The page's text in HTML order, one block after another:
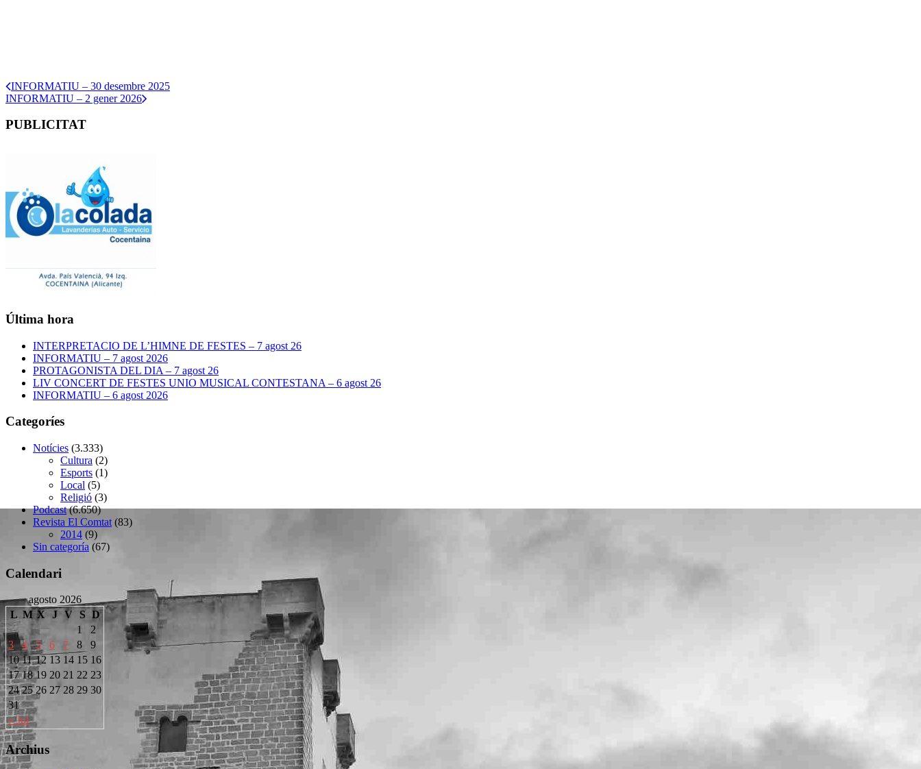
INFORMATIU – 30 desembre 2025
INFORMATIU – 2 gener 2026
PUBLICITAT
Última hora
INTERPRETACIO DE L’HIMNE DE FESTES – 7 agost 26
INFORMATIU – 7 agost 2026
PROTAGONISTA DEL DIA – 7 agost 26
LIV CONCERT DE FESTES UNIO MUSICAL CONTESTANA – 6 agost 26
INFORMATIU – 6 agost 2026
Categoríes
Notícies (3.333)
Cultura (2)
Esports (1)
Local (5)
Religió (3)
Podcast(6.650)
Revista El Comtat (83)
2014 (9)
Sin categoría (67)
Calendari
agosto 2026
L M X J V S D
« Jul
1
2
3
4 5 6 7 8
9
10 11 12 13 14 15 16
17 18 19 20 21 22 23
24 25 26 27 28 29 30
31
Archius